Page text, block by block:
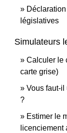
législatives
Simulateurs
Calculer le
carte grise)
Vous faut-il
?
Estimer le
licenciement